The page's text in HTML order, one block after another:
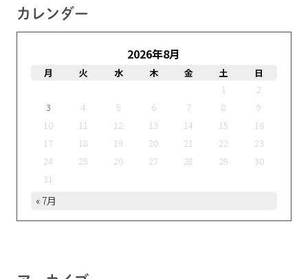
カレンダー
2026年8月
月 火 水 木 金 土
日
1
2
3
4 5 6 7 8
9
10
11 12 13 14 15
16
17
18 19 20 21 22
23
24
25 26 27 28 29
30
31
« 7月